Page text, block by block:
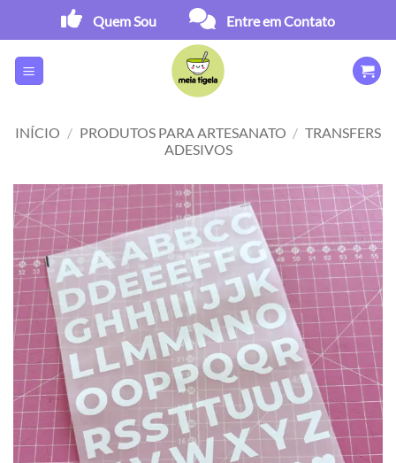
content
Quem Sou Entre em Contato
INÍCIO / PRODUTOS PARA ARTESANATO / TRANSFERS
ADESIVOS